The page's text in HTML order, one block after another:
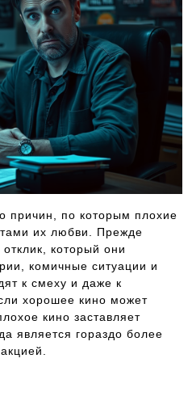
причин, по которым плохие
их любви. Прежде
который они
комичные ситуации и
к смеху и даже к
хорошее кино может
кино заставляет
является гораздо более